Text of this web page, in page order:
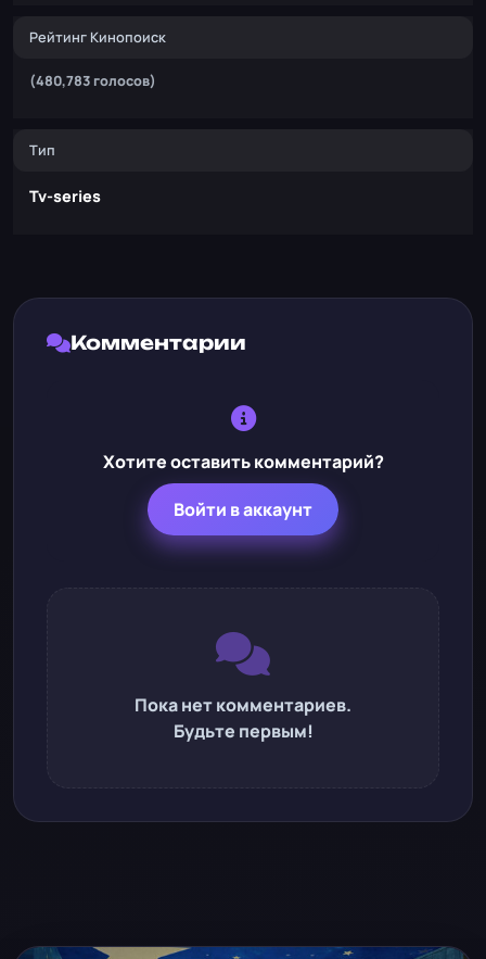
Рейтинг Кинопоиск
(480,783 голосов)
Тип
Tv-series
Комментарии
Хотите оставить комментарий?
Войти в аккаунт
Пока нет комментариев.
Будьте первым!